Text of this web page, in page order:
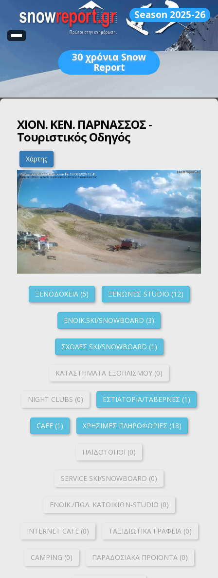
Season 2025-26
30 χρόνια Snow
Report
ΧΙΟΝ. ΚΕΝ. ΠΑΡΝΑΣΣΟΣ -
Τουριστικός Οδηγός
Χάρτης
ΞΕΝΟΔΟΧΕΙΑ (6) ΞΕΝΩΝΕΣ-STUDIO (12)
ΕΝΟΙΚ.SKI/SNOWBOARD (3)
ΣΧΟΛΕΣ SKI/SNOWBOARD (1)
ΚΑΤΑΣΤΗΜΑΤΑ ΕΞΟΠΛΙΣΜΟΥ (0)
NIGHT CLUBS (0) ΕΣΤΙΑΤΟΡΙΑ/ΤΑΒΕΡΝΕΣ (1)
CAFE (1) ΧΡΗΣΙΜΕΣ ΠΛΗΡΟΦΟΡΙΕΣ (13)
ΠΑΙΔΟΤΟΠΟΙ (0)
SERVICE SKI/SNOWBOARD (0)
ΕΝΟΙΚ./ΠΩΛ. ΚΑΤΟΙΚΙΩΝ-STUDIO (0)
INTERNET CAFE (0) ΤΑΞΙΔΙΩΤΙΚΑ ΓΡΑΦΕΙΑ (0)
CAMPING (0) ΠΑΡΑΔΟΣΙΑΚΑ ΠΡΟΙΟΝΤΑ (0)